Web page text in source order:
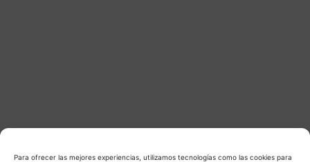
Para ofrecer las mejores experiencias, utilizamos tecnologías como las cookies para